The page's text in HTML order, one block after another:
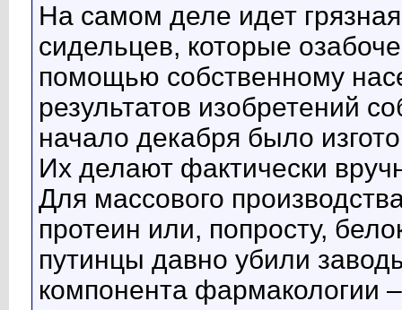
На самом деле идет
сидельцев, которые
помощью собственному
результатов изобретений
начало декабря было
Их делают фактически
Для массового
протеин или, попросту,
путинцы давно убили
компонента фармакологии